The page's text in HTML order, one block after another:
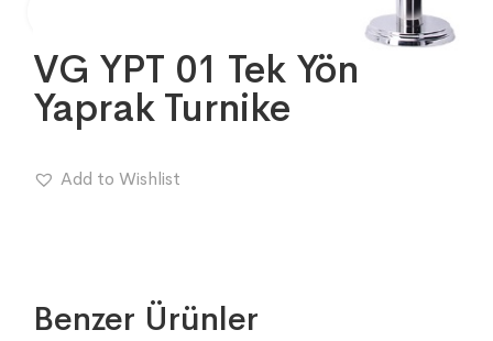
VG YPT 01 Tek Yön
Yaprak Turnike
Add to Wishlist
Benzer Ürünler